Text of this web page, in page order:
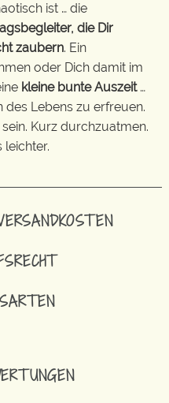
ist … die
die Dir
zaubern. Ein
oder Dich damit im
kleine bunte Auszeit…
des Lebens zu erfreuen.
Kurz durchzuatmen.
leichter.